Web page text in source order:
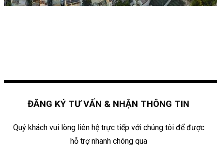
ĐĂNG KÝ TƯ VẤN & NHẬN THÔNG TIN
Quý khách vui lòng liên hệ trực tiếp với chúng tôi để được
hỗ trợ nhanh chóng qua